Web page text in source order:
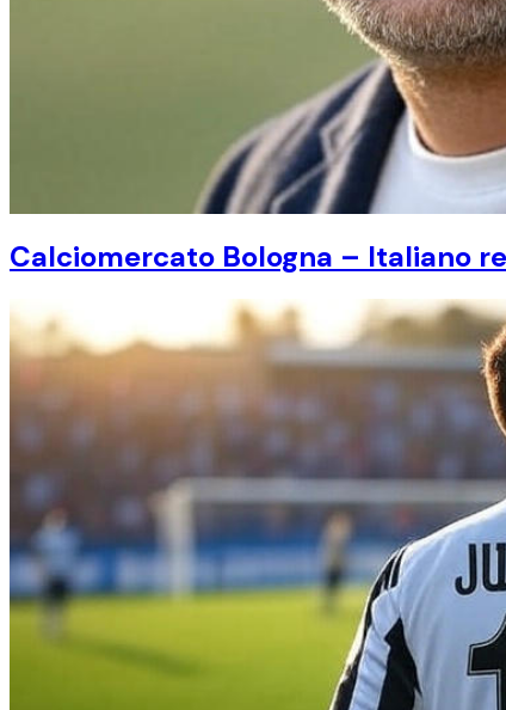
Calciomercato Bologna – Italiano